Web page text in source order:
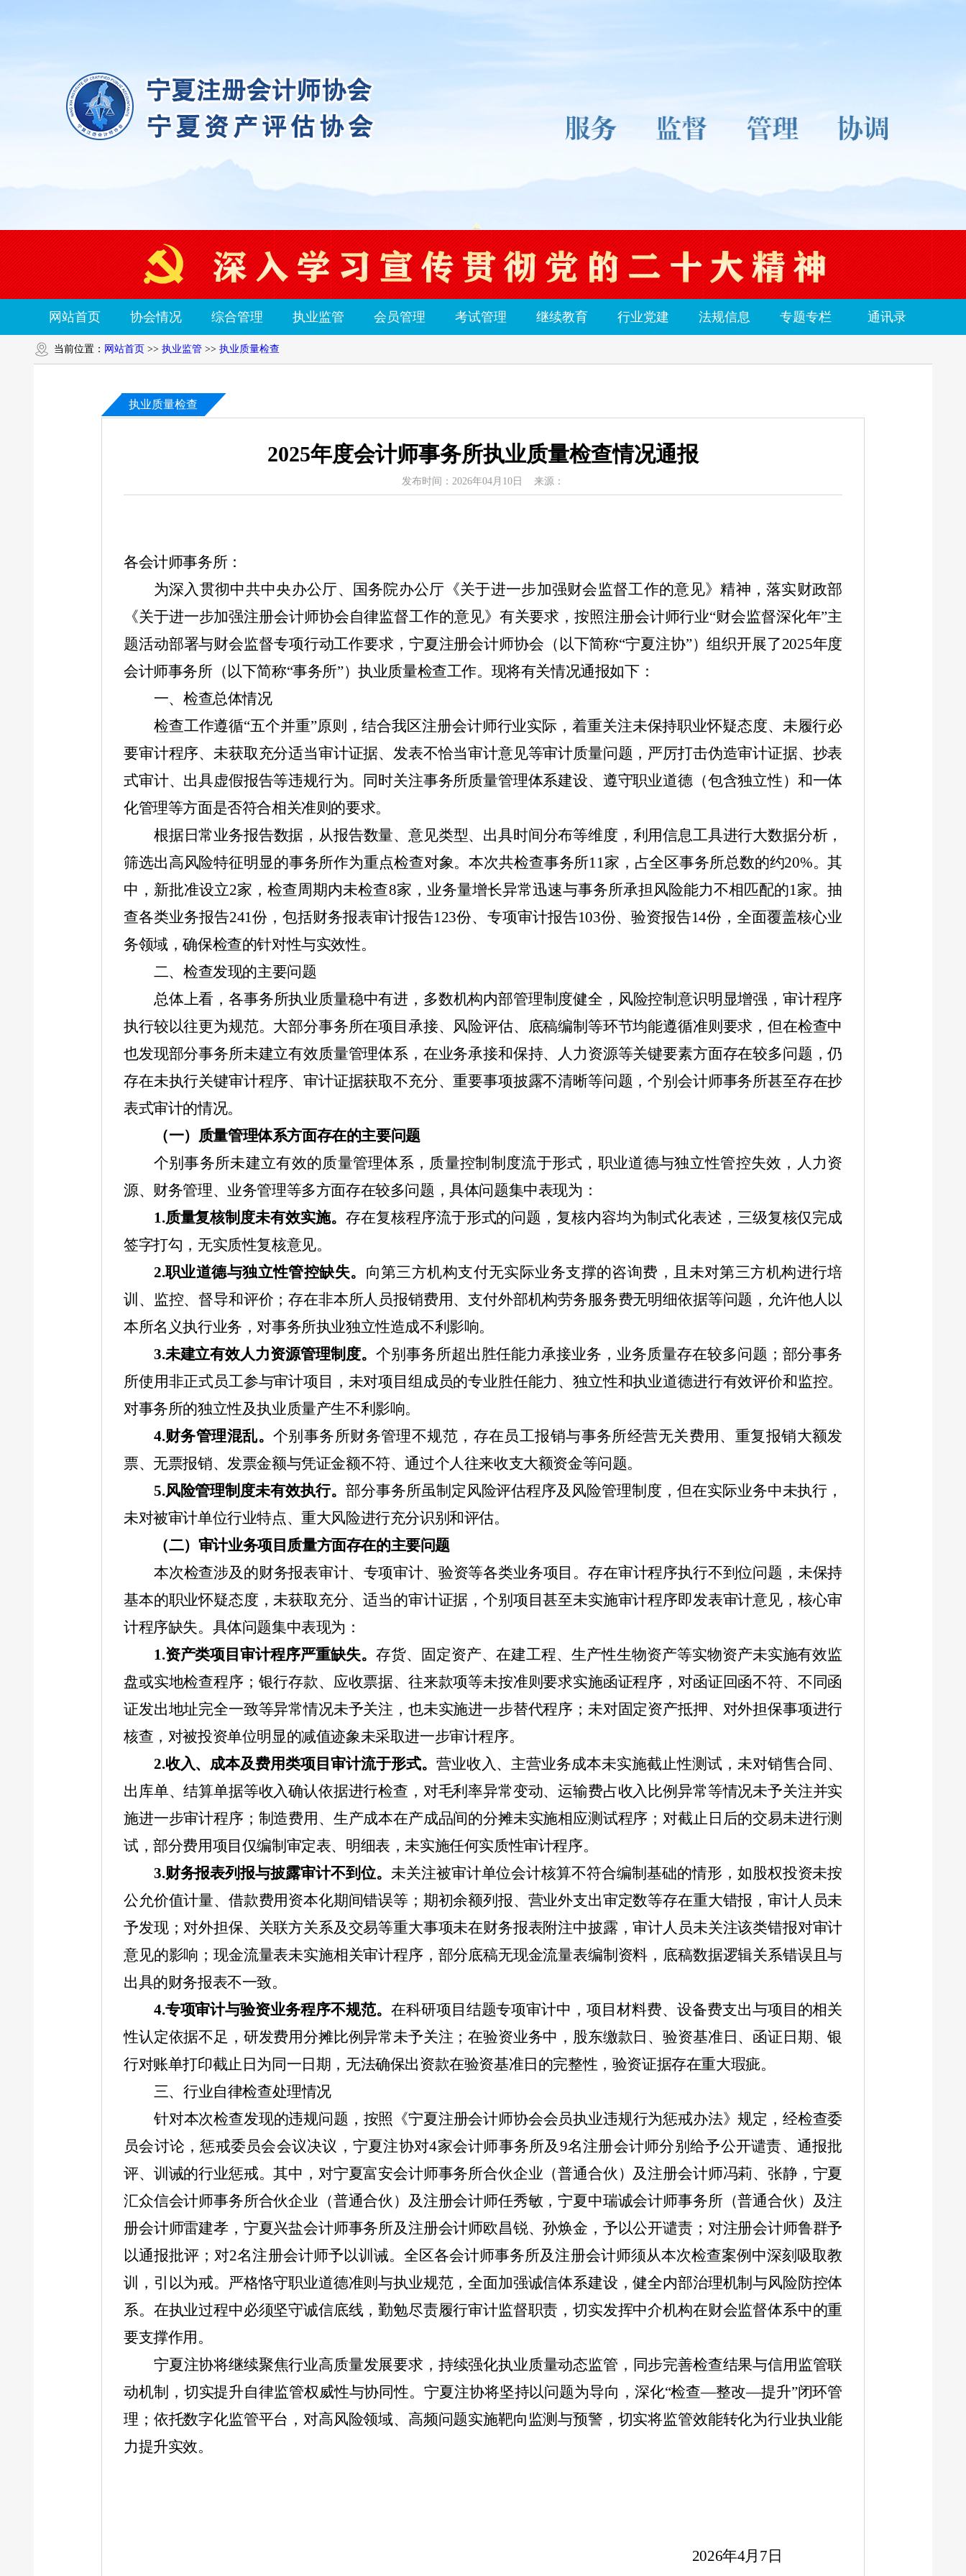
网站首页 协会情况 综合管理 执业监管 会员管理 考试管理 继续教育 行业党建 法规信息 专题专栏 通讯录
当前位置： 网站首页 >> 执业监管 >> 执业质量检查
执业质量检查
2025年度会计师事务所执业质量检查情况通报
发布时间：2026年04月10日 来源：
各会计师事务所：
为深入贯彻中共中央办公厅、国务院办公厅《关于进一步加强财会监督工作的意见》精神，落实财政部
《关于进一步加强注册会计师协会自律监督工作的意见》有关要求，按照注册会计师行业“财会监督深化年”主
题活动部署与财会监督专项行动工作要求，宁夏注册会计师协会（以下简称“宁夏注协”）组织开展了2025年度
会计师事务所（以下简称“事务所”）执业质量检查工作。现将有关情况通报如下：
一、检查总体情况
检查工作遵循“五个并重”原则，结合我区注册会计师行业实际，着重关注未保持职业怀疑态度、未履行必
要审计程序、未获取充分适当审计证据、发表不恰当审计意见等审计质量问题，严厉打击伪造审计证据、抄表
式审计、出具虚假报告等违规行为。同时关注事务所质量管理体系建设、遵守职业道德（包含独立性）和一体
化管理等方面是否符合相关准则的要求。
根据日常业务报告数据，从报告数量、意见类型、出具时间分布等维度，利用信息工具进行大数据分析，
筛选出高风险特征明显的事务所作为重点检查对象。本次共检查事务所11家，占全区事务所总数的约20%。其
中，新批准设立2家，检查周期内未检查8家，业务量增长异常迅速与事务所承担风险能力不相匹配的1家。抽
查各类业务报告241份，包括财务报表审计报告123份、专项审计报告103份、验资报告14份，全面覆盖核心业
务领域，确保检查的针对性与实效性。
二、检查发现的主要问题
总体上看，各事务所执业质量稳中有进，多数机构内部管理制度健全，风险控制意识明显增强，审计程序
执行较以往更为规范。大部分事务所在项目承接、风险评估、底稿编制等环节均能遵循准则要求，但在检查中
也发现部分事务所未建立有效质量管理体系，在业务承接和保持、人力资源等关键要素方面存在较多问题，仍
存在未执行关键审计程序、审计证据获取不充分、重要事项披露不清晰等问题，个别会计师事务所甚至存在抄
表式审计的情况。
（一）质量管理体系方面存在的主要问题
个别事务所未建立有效的质量管理体系，质量控制制度流于形式，职业道德与独立性管控失效，人力资
源、财务管理、业务管理等多方面存在较多问题，具体问题集中表现为：
1.质量复核制度未有效实施。 存在复核程序流于形式的问题，复核内容均为制式化表述，三级复核仅完成
签字打勾，无实质性复核意见。
2.职业道德与独立性管控缺失。 向第三方机构支付无实际业务支撑的咨询费，且未对第三方机构进行培
训、监控、督导和评价；存在非本所人员报销费用、支付外部机构劳务服务费无明细依据等问题，允许他人以
本所名义执行业务，对事务所执业独立性造成不利影响。
3.未建立有效人力资源管理制度。 个别事务所超出胜任能力承接业务，业务质量存在较多问题；部分事务
所使用非正式员工参与审计项目，未对项目组成员的专业胜任能力、独立性和执业道德进行有效评价和监控。
对事务所的独立性及执业质量产生不利影响。
4.财务管理混乱。个别事务所财务管理不规范，存在员工报销与事务所经营无关费用、重复报销大额发
票、无票报销、发票金额与凭证金额不符、通过个人往来收支大额资金等问题。
5.风险管理制度未有效执行。 部分事务所虽制定风险评估程序及风险管理制度，但在实际业务中未执行，
未对被审计单位行业特点、重大风险进行充分识别和评估。
（二）审计业务项目质量方面存在的主要问题
本次检查涉及的财务报表审计、专项审计、验资等各类业务项目。存在审计程序执行不到位问题，未保持
基本的职业怀疑态度，未获取充分、适当的审计证据，个别项目甚至未实施审计程序即发表审计意见，核心审
计程序缺失。具体问题集中表现为：
1.资产类项目审计程序严重缺失。 存货、固定资产、在建工程、生产性生物资产等实物资产未实施有效监
盘或实地检查程序；银行存款、应收票据、往来款项等未按准则要求实施函证程序，对函证回函不符、不同函
证发出地址完全一致等异常情况未予关注，也未实施进一步替代程序；未对固定资产抵押、对外担保事项进行
核查，对被投资单位明显的减值迹象未采取进一步审计程序。
2.收入、成本及费用类项目审计流于形式。 营业收入、主营业务成本未实施截止性测试，未对销售合同、
出库单、结算单据等收入确认依据进行检查，对毛利率异常变动、运输费占收入比例异常等情况未予关注并实
施进一步审计程序；制造费用、生产成本在产成品间的分摊未实施相应测试程序；对截止日后的交易未进行测
试，部分费用项目仅编制审定表、明细表，未实施任何实质性审计程序。
3.财务报表列报与披露审计不到位。 未关注被审计单位会计核算不符合编制基础的情形，如股权投资未按
公允价值计量、借款费用资本化期间错误等；期初余额列报、营业外支出审定数等存在重大错报，审计人员未
予发现；对外担保、关联方关系及交易等重大事项未在财务报表附注中披露，审计人员未关注该类错报对审计
意见的影响；现金流量表未实施相关审计程序，部分底稿无现金流量表编制资料，底稿数据逻辑关系错误且与
出具的财务报表不一致。
4.专项审计与验资业务程序不规范。 在科研项目结题专项审计中，项目材料费、设备费支出与项目的相关
性认定依据不足，研发费用分摊比例异常未予关注；在验资业务中，股东缴款日、验资基准日、函证日期、银
行对账单打印截止日为同一日期，无法确保出资款在验资基准日的完整性，验资证据存在重大瑕疵。
三、行业自律检查处理情况
针对本次检查发现的违规问题，按照《宁夏注册会计师协会会员执业违规行为惩戒办法》规定，经检查委
员会讨论，惩戒委员会会议决议，宁夏注协对4家会计师事务所及 9名注册会计师分别给予公开谴责、通报批
评、训诫的行业惩戒。其中，对宁夏富安会计师事务所合伙企业（普通合伙）及注册会计师冯莉、张静，宁夏
汇众信会计师事务所合伙企业（普通合伙）及注册会计师任秀敏，宁夏中瑞诚会计师事务所（普通合伙）及注
册会计师雷建孝，宁夏兴盐会计师事务所及注册会计师欧昌锐、孙焕金，予以公开谴责；对注册会计师鲁群予
以通报批评；对2名注册会计师予以训诫。全区各会计师事务所及注册会计师须从本次检查案例中深刻吸取教
训，引以为戒。严格恪守职业道德准则与执业规范，全面加强诚信体系建设，健全内部治理机制与风险防控体
系。在执业过程中必须坚守诚信底线，勤勉尽责履行审计监督职责，切实发挥中介机构在财会监督体系中的重
要支撑作用。
宁夏注协将继续聚焦行业高质量发展要求，持续强化执业质量动态监管，同步完善检查结果与信用监管联
动机制，切实提升自律监管权威性与协同性。宁夏注协将坚持以问题为导向，深化“检查—整改—提升”闭环管
理；依托数字化监管平台，对高风险领域、高频问题实施靶向监测与预警，切实将监管效能转化为行业执业能
力提升实效。
2026年4月 7 日